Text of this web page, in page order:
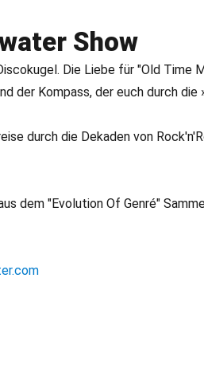
Show
Die Liebe für "Old Time
der Kompass, der euch durch
durch die Dekaden von
dem "Evolution Of Genré"